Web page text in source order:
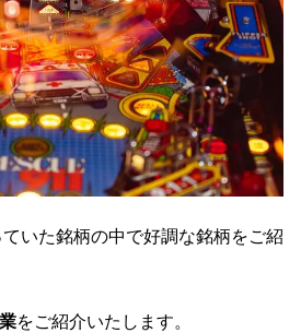
いた銘柄の中で好調な銘柄をご紹
をご紹介いたします。